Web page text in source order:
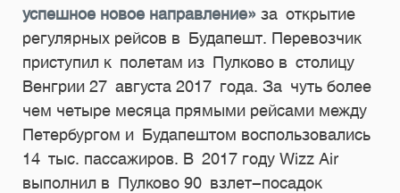
успешное новое направление» за открытие
регулярных рейсов в Будапешт. Перевозчик
приступил к полетам из Пулково в столицу
Венгрии 27 августа 2017 года. За чуть более
чем четыре месяца прямыми рейсами между
Петербургом и Будапештом воспользовались
14 тыс. пассажиров. В 2017 году Wizz Air
выполнил в Пулково 90 взлет-посадок